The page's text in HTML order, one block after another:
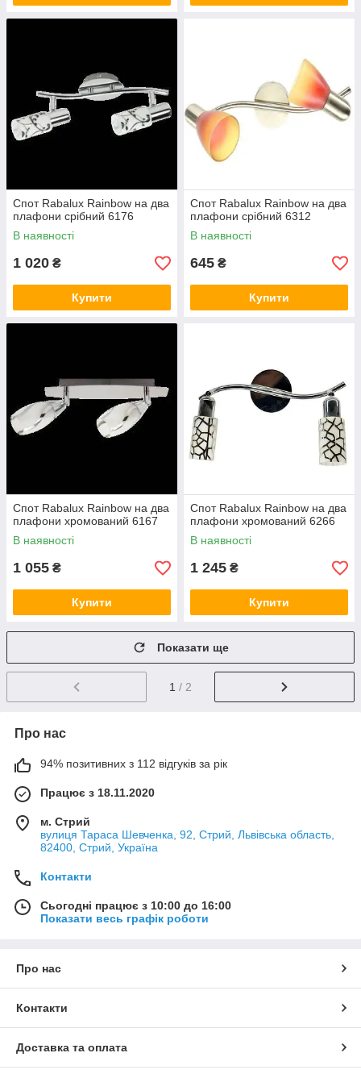
Спот Rabalux Rainbow на два
плафони срібний 6176
В наявності
1 020 ₴
Купити
Спот Rabalux Rainbow на два
плафони срібний 6312
В наявності
645 ₴
Купити
Спот Rabalux Rainbow на два
плафони хромований 6167
В наявності
1 055 ₴
Купити
Спот Rabalux Rainbow на два
плафони хромований 6266
В наявності
1 245 ₴
Купити
Показати ще
1 / 2
Про нас
94% позитивних з 112 відгуків за рік
Працює з 18.11.2020
м. Стрий
вулиця Тараса Шевченка, 92, Стрий, Львівська область,
82400, Стрий, Україна
Контакти
Сьогодні працює з 10:00 до 16:00
Показати весь графік роботи
Про нас
Контакти
Доставка та оплата